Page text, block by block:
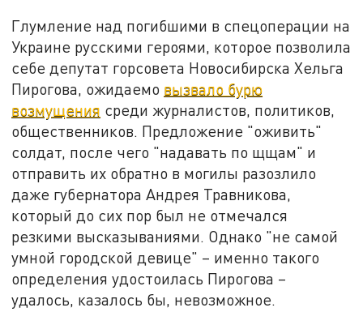
Глумление над погибшими в спецоперации на
Украине русскими героями, которое позволила
себе депутат горсовета Новосибирска Хельга
Пирогова, ожидаемо вызвало бурю
возмущения среди журналистов, политиков,
общественников. Предложение "оживить"
солдат, после чего "надавать по щщам" и
отправить их обратно в могилы разозлило
даже губернатора Андрея Травникова,
который до сих пор был не отмечался
резкими высказываниями. Однако "не самой
умной городской девице" – именно такого
определения удостоилась Пирогова –
удалось, казалось бы, невозможное.